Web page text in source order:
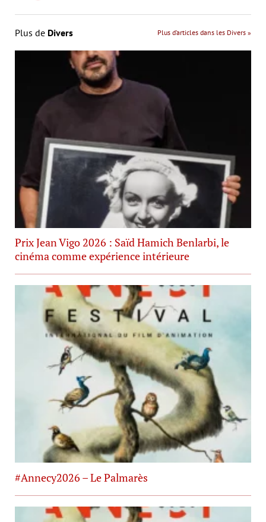
Plus de Divers Plus d’articles dans les Divers »
Prix Jean Vigo 2026 : Saïd Hamich Benlarbi, le
cinéma comme expérience intérieure
#Annecy2026 – Le Palmarès